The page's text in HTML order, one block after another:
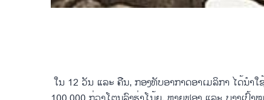
ໃນ 12 ວັນ ​ແລະ ຄືນ, ກອງທັບ​ອາກາດ​ອາ​ເມ​ລິ​ກາ ​ໄດ້​ນຳ​ໃ